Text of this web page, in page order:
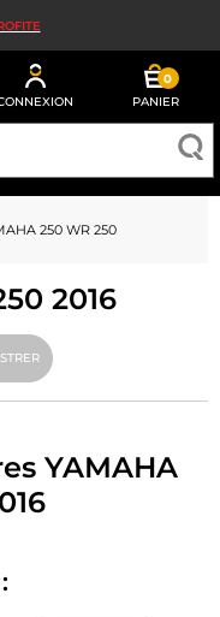
0
PANIER
250 WR 250
2016
YAMAHA